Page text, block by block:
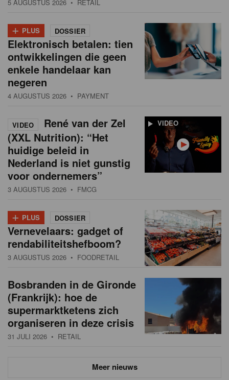
5 AUGUSTUS 2026 • RETAIL
+ PLUS DOSSIER
Elektronisch betalen: tien
ontwikkelingen die geen
enkele handelaar kan
negeren
4 AUGUSTUS 2026 • PAYMENT
VIDEO
VIDEO
René van der Zel
(XXL Nutrition): “Het
huidige beleid in
Nederland is niet gunstig
voor ondernemers”
3 AUGUSTUS 2026 • FMCG
+ PLUS DOSSIER
Vernevelaars: gadget of
rendabiliteitshefboom?
3 AUGUSTUS 2026 • FOODRETAIL
Bosbranden in de Gironde
(Frankrijk): hoe de
supermarktketens zich
organiseren in deze crisis
31 JULI 2026 • RETAIL
Meer nieuws